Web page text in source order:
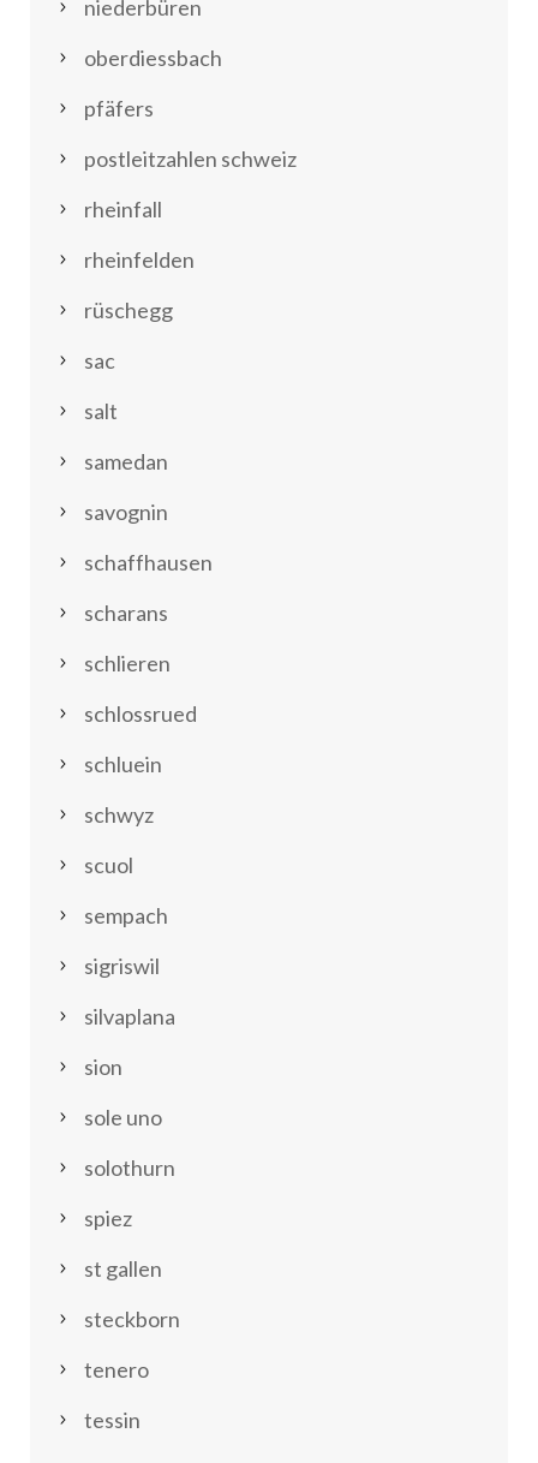
niederbüren
oberdiessbach
pfäfers
postleitzahlen schweiz
rheinfall
rheinfelden
rüschegg
sac
salt
samedan
savognin
schaffhausen
scharans
schlieren
schlossrued
schluein
schwyz
scuol
sempach
sigriswil
silvaplana
sion
sole uno
solothurn
spiez
st gallen
steckborn
tenero
tessin